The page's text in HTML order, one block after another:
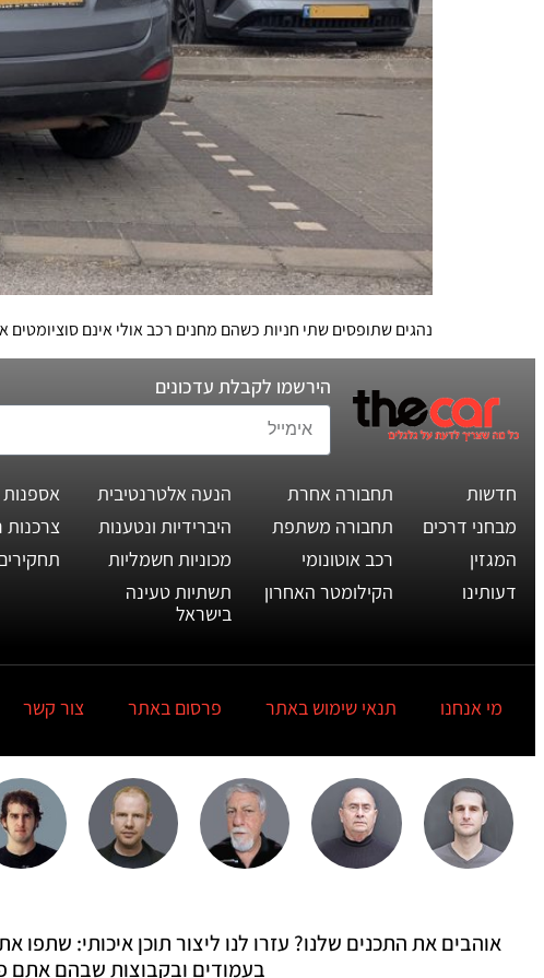
נהגים שתופסים שתי חניות כשהם מחנים רכב אולי אינם
הירשמו לקבלת עדכונים
חדשות
מבחני דרכים
המגזין
דעותינו
תחבורה אחרת
תחבורה משתפת
רכב אוטונומי
הקילומטר האחרון
הנעה אלטרנטיבית
היברידיות ונטענות
מכוניות חשמליות
תשתיות טעינה
בישראל
אספנות
צרכנות
מי אנחנו תנאי שימוש באתר פרסום באתר צור קשר
אוהבים את התכנים שלנו? עזרו לנו ליצור תוכן איכותי:
בעמודים ובקבוצות שבהם אתם